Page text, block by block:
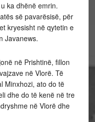
ka dhënë emrin.
së pavarësisë, për
kryesisht në qytetin e
Javanews.
në Prishtinë, fillon
në Vlorë. Të
Minxhozi, ato do të
dhe do të kenë në tre
në Vlorë dhe